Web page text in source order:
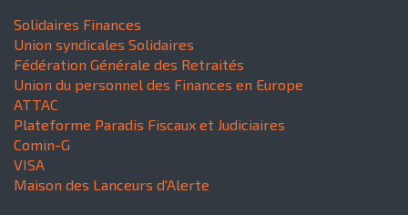
Solidaires Finances
Union syndicales Solidaires
Fédération Générale des Retraités
Union du personnel des Finances en Europe
ATTAC
Plateforme Paradis Fiscaux et Judiciaires
Comin-G
VISA
Maison des Lanceurs d'Alerte